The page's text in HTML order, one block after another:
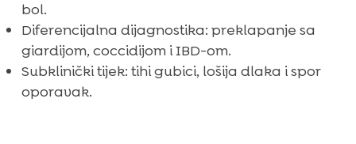
bol.
Diferencijalna dijagnostika: preklapanje sa
giardijom, coccidijom i IBD-om.
Subklinički tijek: tihi gubici, lošija dlaka i spor
oporavak.